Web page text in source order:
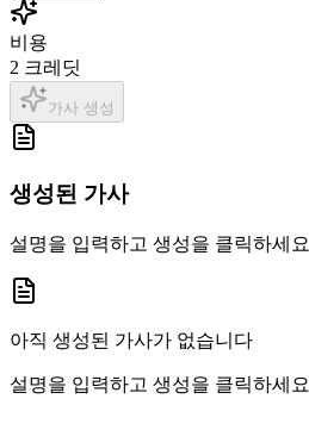
비용
2 크레딧
가사 생성
생성된 가사
설명을 입력하고 생성을 클릭하세요
아직 생성된 가사가 없습니다
설명을 입력하고 생성을 클릭하세요